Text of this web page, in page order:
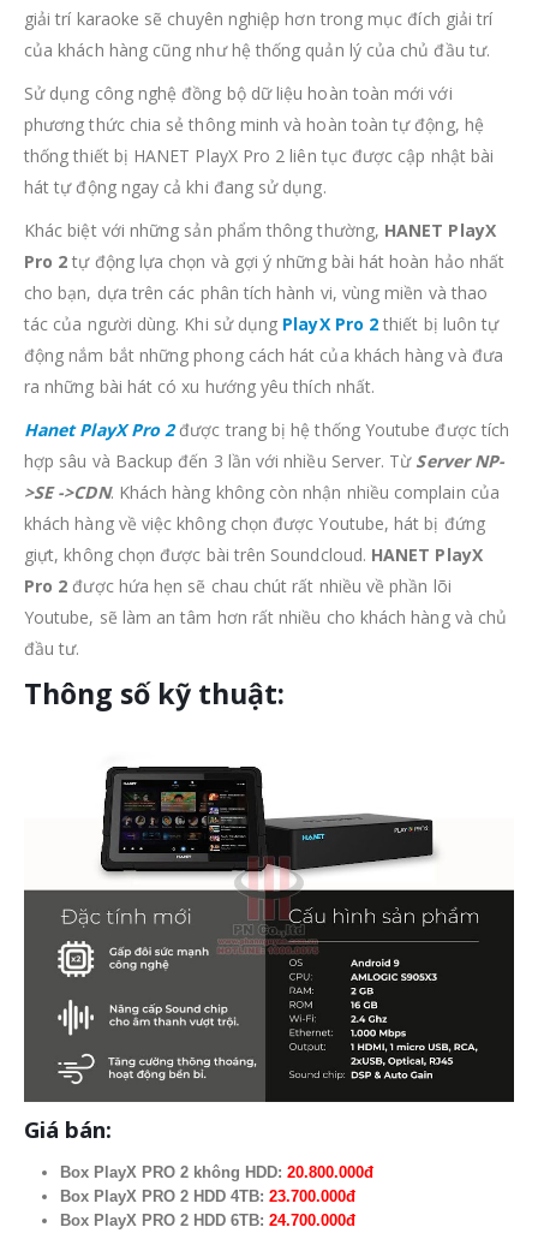
giải trí karaoke sẽ chuyên nghiệp hơn trong mục đích giải trí
của khách hàng cũng như hệ thống quản lý của chủ đầu tư.
Sử dụng công nghệ đồng bộ dữ liệu hoàn toàn mới với
phương thức chia sẻ thông minh và hoàn toàn tự động, hệ
thống thiết bị HANET PlayX Pro 2 liên tục được cập nhật bài
hát tự động ngay cả khi đang sử dụng.
Khác biệt với những sản phẩm thông thường, HANET PlayX
Pro 2 tự động lựa chọn và gợi ý những bài hát hoàn hảo nhất
cho bạn, dựa trên các phân tích hành vi, vùng miền và thao
tác của người dùng. Khi sử dụng PlayX Pro 2 thiết bị luôn tự
động nắm bắt những phong cách hát của khách hàng và đưa
ra những bài hát có xu hướng yêu thích nhất.
Hanet PlayX Pro 2được trang bị hệ thống Youtube được tích
hợp sâu và Backup đến 3 lần với nhiều Server. Từ Server NP-
>SE ->CDN. Khách hàng không còn nhận nhiều complain của
khách hàng về việc không chọn được Youtube, hát bị đứng
giựt, không chọn được bài trên Soundcloud. HANET PlayX
Pro 2 được hứa hẹn sẽ chau chút rất nhiều về phần lõi
Youtube, sẽ làm an tâm hơn rất nhiều cho khách hàng và chủ
đầu tư.
Thông số kỹ thuật:
Giá bán:
Box PlayX PRO 2 không HDD: 20.800.000đ
Box PlayX PRO 2 HDD 4TB: 23.700.000đ
Box PlayX PRO 2 HDD 6TB: 24.700.000đ